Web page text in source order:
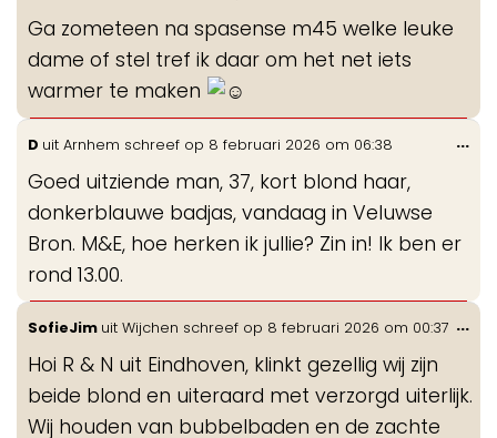
Ga zometeen na spasense m45 welke leuke
dame of stel tref ik daar om het net iets
warmer te maken
D uit Arnhem schreef op 8 februari 2026 om 06:38
Goed uitziende man, 37, kort blond haar,
donkerblauwe badjas, vandaag in Veluwse
Bron. M&E, hoe herken ik jullie? Zin in! Ik ben er
rond 13.00.
...
SofieJim uit Wijchen schreef op 8 februari 2026 om 00:37
Hoi R & N uit Eindhoven, klinkt gezellig wij zijn
beide blond en uiteraard met verzorgd uiterlijk.
Wij houden van bubbelbaden en de zachte
...